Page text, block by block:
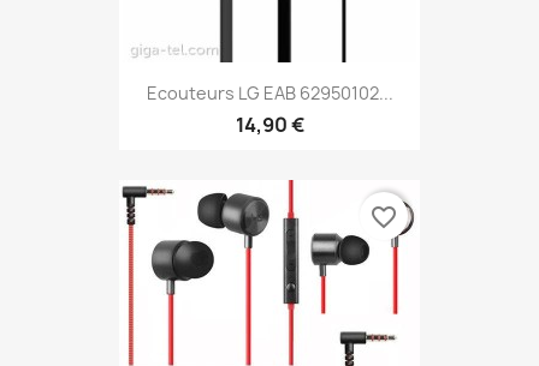
Ecouteurs LG EAB 62950102...
14,90 €
favorite_border